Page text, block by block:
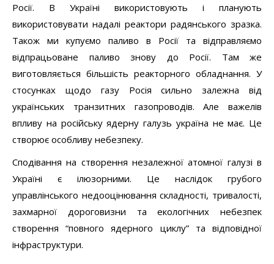
Росії. В Україні використовують і планують
використовувати надалі реактори радянського зразка.
Також ми купуємо паливо в Росії та відправляємо
відпрацьоване паливо знову до Росії. Там же
виготовляється більшість реакторного обладнання. У
стосунках щодо газу Росія сильно залежна від
українських транзитних газопроводів. Але важелів
впливу на російську ядерну галузь україна не має. Це
створює особливу небезпеку.
Сподівання на створення незалежної атомної галузі в
Україні є ілюзорними. Це наслідок грубого
управлінського недооцінювання складності, тривалості,
захмарної дороговизни та екологічних небезпек
створення “повного ядерного циклу” та відповідної
інфраструктури.